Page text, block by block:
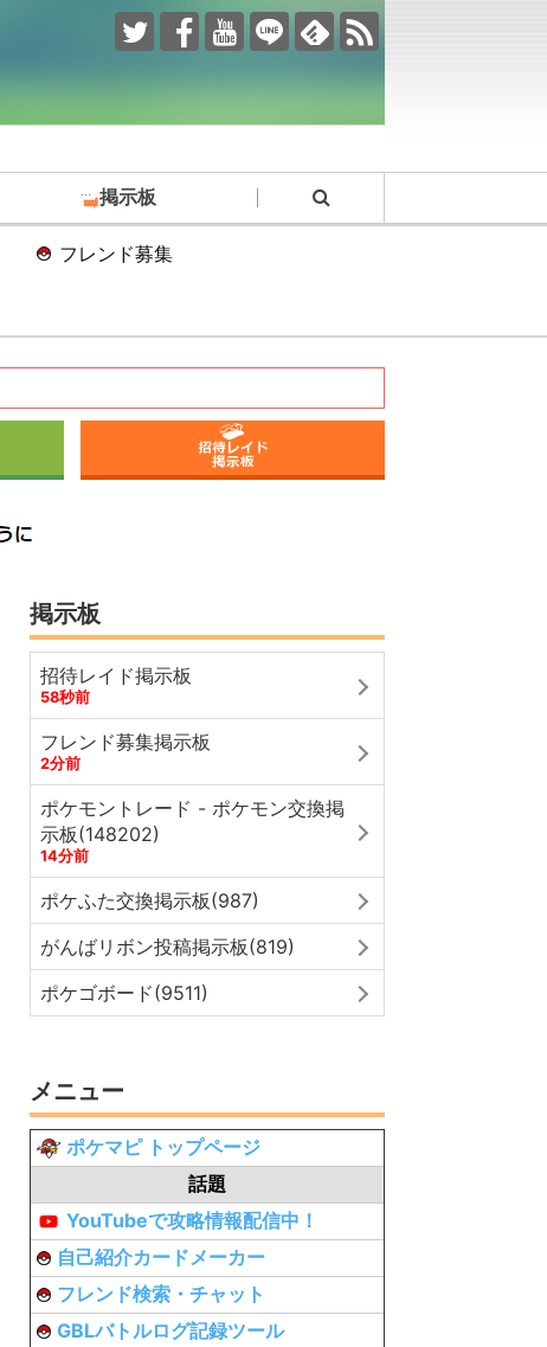
掲示板
フレンド募集
掲示板
招待レイド掲示板
58秒前
フレンド募集掲示板
2分前
ポケモントレード - ポケモン交換掲
示板(148202)
14分前
ポケふた交換掲示板(987)
がんばリボン投稿掲示板(819)
ポケゴボード(9511)
メニュー
ポケマピ トップページ
話題
YouTubeで攻略情報配信中！
自己紹介カードメーカー
フレンド検索・チャット
GBLバトルログ記録ツール